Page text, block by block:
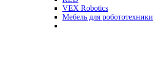
VEX Robotics
Мебель для робототехники